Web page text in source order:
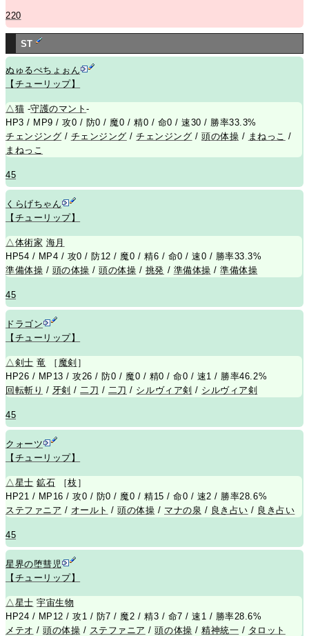
220
ST
ぬゅるぺちょぉん
【チューリップ】
△猫 -守護のマント-
HP3 / MP9 / 攻0 / 防0 / 魔0 / 精0 / 命0 / 速30 / 勝率33.3%
チェンジング / チェンジング /チェンジング /頭の体操 / まねっこ /
まねっこ
45
くらげちゃん
【チューリップ】
△体術家 海月
HP54 / MP4 / 攻0 / 防12 / 魔0 / 精6 / 命0 / 速0 / 勝率33.3%
準備体操 / 頭の体操 /頭の体操 / 挑発 / 準備体操 /準備体操
45
ドラゴン
【チューリップ】
△ 剣士 竜 ［ 魔剣 ］
HP26 / MP13 / 攻26 / 防0 / 魔0 / 精0 / 命0 / 速1 / 勝率46.2%
回転斬り / 牙剣 / 二刀 / 二刀 / シルヴィア剣 / シルヴィア剣
45
クォーツ
【チューリップ】
△ 星士 鉱石 ［枝 ］
HP21 / MP16 / 攻0 / 防0 / 魔0 / 精15 / 命0 / 速2 / 勝率28.6%
ステファニア / オールト /頭の体操 / マナの泉 / 良き占い / 良き占い
45
星界の堕彗児
【チューリップ】
△ 星士 宇宙生物
HP24 / MP12 / 攻1 / 防7 / 魔2 / 精3 / 命7 / 速1 / 勝率28.6%
メテオ /頭の体操 / ステファニア /頭の体操 /精神統一 / タロット